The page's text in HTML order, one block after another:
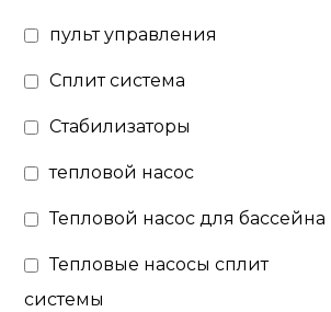
пульт управления
Сплит система
Стабилизаторы
тепловой насос
Тепловой насос для бассейна
Тепловые насосы сплит
системы